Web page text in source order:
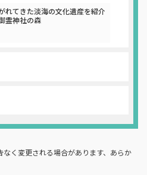
れてきた淡海の文化遺産を紹介
神社の森
く変更される場合があります、あらか